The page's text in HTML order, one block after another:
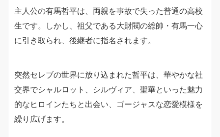
主人公の有馬哲平は、両親を事故で失った普通の高校
生です。しかし、祖父である大財閥の総帥・有馬一心
に引き取られ、後継者に指名されます。
突然セレブの世界に放り込まれた哲平は、華やかな社
交界でシャルロット、シルヴィア、聖華といった魅力
的なヒロインたちと出会い、ゴージャスな恋愛模様を
繰り広げます。